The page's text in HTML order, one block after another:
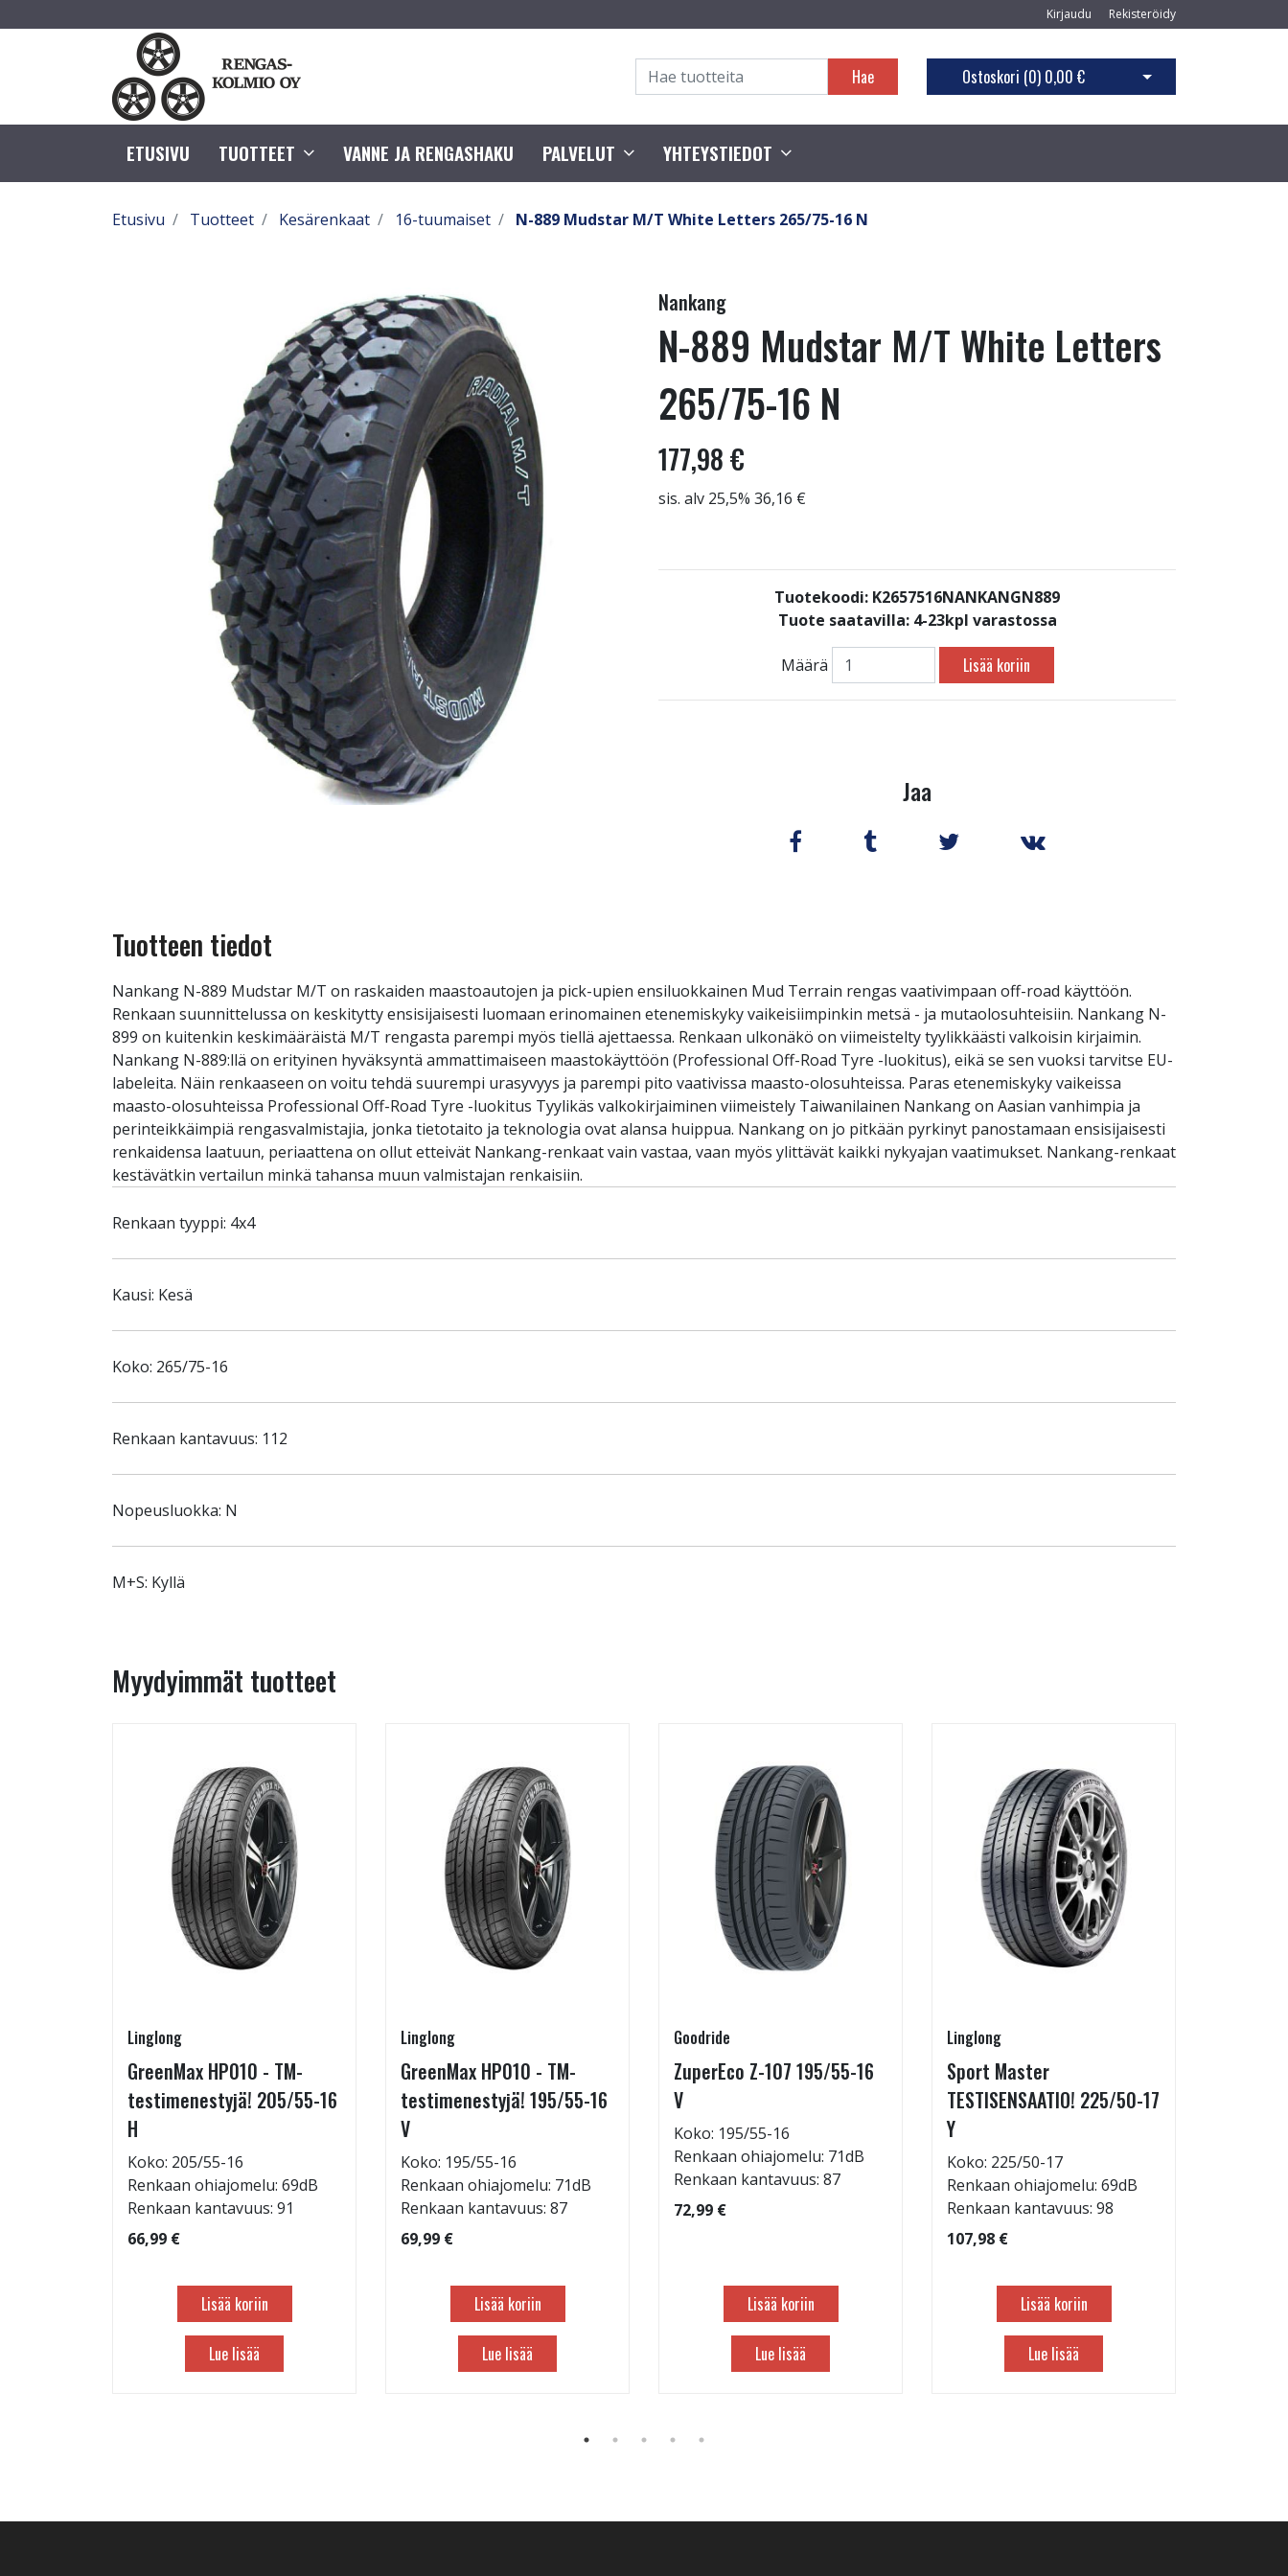
Kirjaudu Rekisteröidy
Hae Ostoskori (0) 0,00 € Avaa ostoskori
ETUSIVU TUOTTEET VANNE JA RENGASHAKU PALVELUT YHTEYSTIEDOT
Etusivu Tuotteet Kesärenkaat 16-tuumaiset N-889 Mudstar M/T White Letters 265/75-16 N
Nankang
N-889 Mudstar M/T White Letters
265/75-16 N
177,98 €
sis. alv 25,5% 36,16 €
Tuotekoodi: K2657516NANKANGN889
Tuote saatavilla: 4-23kpl varastossa
Määrä Lisää koriin
Jaa
Tuotteen tiedot
Nankang N-889 Mudstar M/T on raskaiden maastoautojen ja pick-upien ensiluokkainen Mud Terrain rengas vaativimpaan off-road käyttöön.
Renkaan suunnittelussa on keskitytty ensisijaisesti luomaan erinomainen etenemiskyky vaikeisiimpinkin metsä - ja mutaolosuhteisiin. Nankang N-
899 on kuitenkin keskimääräistä M/T rengasta parempi myös tiellä ajettaessa. Renkaan ulkonäkö on viimeistelty tyylikkäästi valkoisin kirjaimin.
Nankang N-889:llä on erityinen hyväksyntä ammattimaiseen maastokäyttöön (Professional Off-Road Tyre -luokitus), eikä se sen vuoksi tarvitse EU-
labeleita. Näin renkaaseen on voitu tehdä suurempi urasyvyys ja parempi pito vaativissa maasto-olosuhteissa. Paras etenemiskyky vaikeissa
maasto-olosuhteissa Professional Off-Road Tyre -luokitus Tyylikäs valkokirjaiminen viimeistely Taiwanilainen Nankang on Aasian vanhimpia ja
perinteikkäimpiä rengasvalmistajia, jonka tietotaito ja teknologia ovat alansa huippua. Nankang on jo pitkään pyrkinyt panostamaan ensisijaisesti
renkaidensa laatuun, periaattena on ollut etteivät Nankang-renkaat vain vastaa, vaan myös ylittävät kaikki nykyajan vaatimukset. Nankang-renkaat
kestävätkin vertailun minkä tahansa muun valmistajan renkaisiin.
Renkaan tyyppi: 4x4
Kausi: Kesä
Koko: 265/75-16
Renkaan kantavuus: 112
Nopeusluokka: N
M+S: Kyllä
Myydyimmät tuotteet
Linglong
GreenMax HP010 - TM-
testimenestyjä! 205/55-16
H
Koko: 205/55-16
Renkaan ohiajomelu: 69dB
Renkaan kantavuus: 91
66,99 €
Lisää koriin
Lue lisää
Linglong
GreenMax HP010 - TM-
testimenestyjä! 195/55-16
V
Koko: 195/55-16
Renkaan ohiajomelu: 71dB
Renkaan kantavuus: 87
69,99 €
Lisää koriin
Lue lisää
Goodride
ZuperEco Z-107 195/55-16
V
Koko: 195/55-16
Renkaan ohiajomelu: 71dB
Renkaan kantavuus: 87
72,99 €
Lisää koriin
Lue lisää
Linglong
Sport Master
TESTISENSAATIO! 225/50-17
Y
Koko: 225/50-17
Renkaan ohiajomelu: 69dB
Renkaan kantavuus: 98
107,98 €
Lisää koriin
Lue lisää